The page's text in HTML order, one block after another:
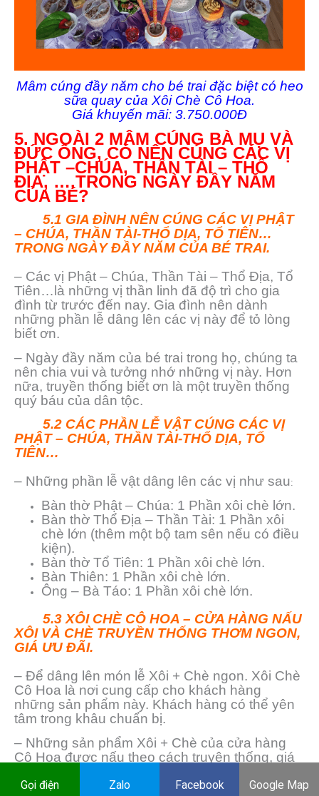
Mâm cúng đầy năm cho bé trai đặc biệt có heo
sữa quay của Xôi Chè Cô Hoa.
Giá khuyến mãi: 3.750.000Đ
5. NGOÀI 2 MÂM CÚNG BÀ MỤ VÀ
ĐỨC ÔNG, CÓ NÊN CÚNG CÁC VỊ
PHẬT –CHÚA, THẦN TÀI – THỔ
ĐỊA, ….TRONG NGÀY ĐẦY NĂM
CỦA BÉ?
5.1 GIA ĐÌNH NÊN CÚNG CÁC VỊ PHẬT
– CHÚA, THẦN TÀI-THỔ DỊA, TỔ TIÊN…
TRONG NGÀY ĐẦY NĂM CỦA BÉ TRAI.
– Các vị Phật – Chúa, Thần Tài – Thổ Địa, Tổ
Tiên…là những vị thần linh đã độ trì cho gia
đình từ trước đến nay. Gia đình nên dành
những phần lễ dâng lên các vị này để tỏ lòng
biết ơn.
– Ngày đầy năm của bé trai trong họ, chúng ta
nên chia vui và tưởng nhớ những vị này. Hơn
nữa, truyền thống biết ơn là một truyền thống
quý báu của dân tộc.
5.2 CÁC PHẦN LỄ VẬT CÚNG CÁC VỊ
PHẬT – CHÚA, THẦN TÀI-THỔ DỊA, TỔ
TIÊN…
– Những phần lễ vật dâng lên các vị như sau:
Bàn thờ Phật – Chúa: 1 Phần xôi chè lớn.
Bàn thờ Thổ Địa – Thần Tài: 1 Phần xôi
chè lớn (thêm một bộ tam sên nếu có điều
kiện).
Bàn thờ Tổ Tiên: 1 Phần xôi chè lớn.
Bàn Thiên: 1 Phần xôi chè lớn.
Ông – Bà Táo: 1 Phần xôi chè lớn.
5.3 XÔI CHÈ CÔ HOA – CỬA HÀNG NẤU
XÔI VÀ CHÈ TRUYỀN THỐNG THƠM NGON,
GIÁ ƯU ĐÃI.
– Để dâng lên món lễ Xôi + Chè ngon. Xôi Chè
Cô Hoa là nơi cung cấp cho khách hàng
những sản phẩm này. Khách hàng có thể yên
tâm trong khâu chuẩn bị.
– Những sản phẩm Xôi + Chè của cửa hàng
Cô Hoa được nấu theo cách truyên thống, giá
chương trình khuyễn mãi.
Gọi điện Zalo Facebook Google Map